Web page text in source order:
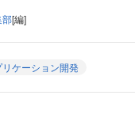
部[編]
リケーション開発